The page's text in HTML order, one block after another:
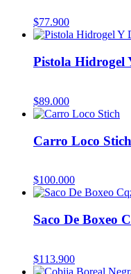
$77.900
Pistola Hidrogel
$89.000
Carro Loco Stich
$100.000
Saco De Boxeo
$113.900